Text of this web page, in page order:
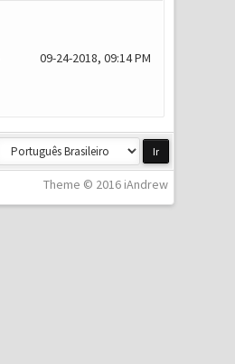
09-24-2018, 09:14 PM
Theme © 2016 iAndrew